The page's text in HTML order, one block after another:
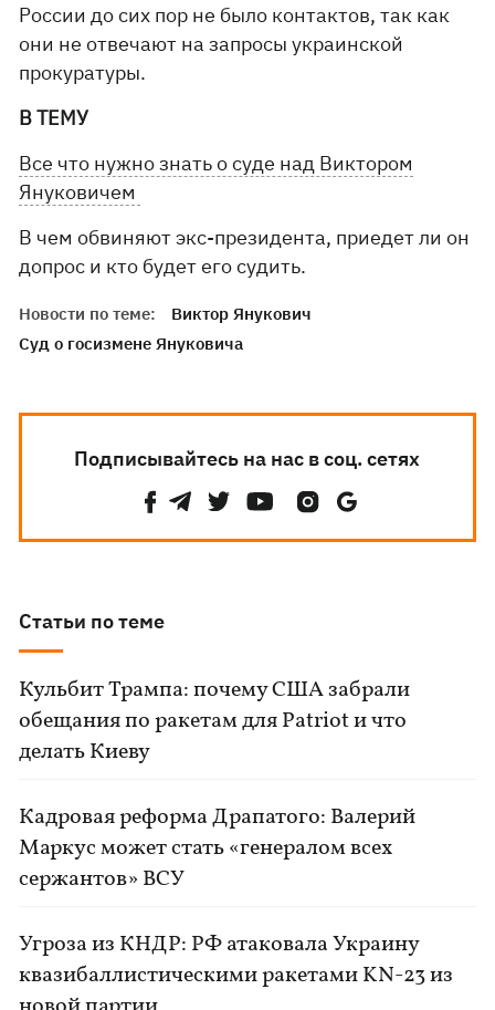
России до сих пор не было контактов, так как
они не отвечают на запросы украинской
прокуратуры.
В ТЕМУ
Все что нужно знать о суде над Виктором
Януковичем
В чем обвиняют экс-президента, приедет ли он
допрос и кто будет его судить.
Новости по теме:
Виктор Янукович
Суд о госизмене Януковича
Подписывайтесь на нас в соц. сетях
Статьи по теме
Кульбит Трампа: почему США забрали
обещания по ракетам для Patriot и что
делать Киеву
Кадровая реформа Драпатого: Валерий
Маркус может стать «генералом всех
сержантов» ВСУ
Угроза из КНДР: РФ атаковала Украину
квазибаллистическими ракетами KN-23 из